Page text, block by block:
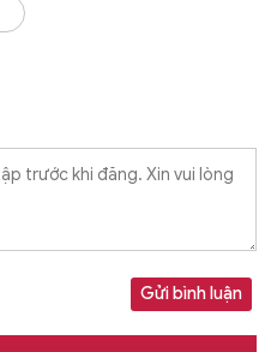
Gửi bình luận